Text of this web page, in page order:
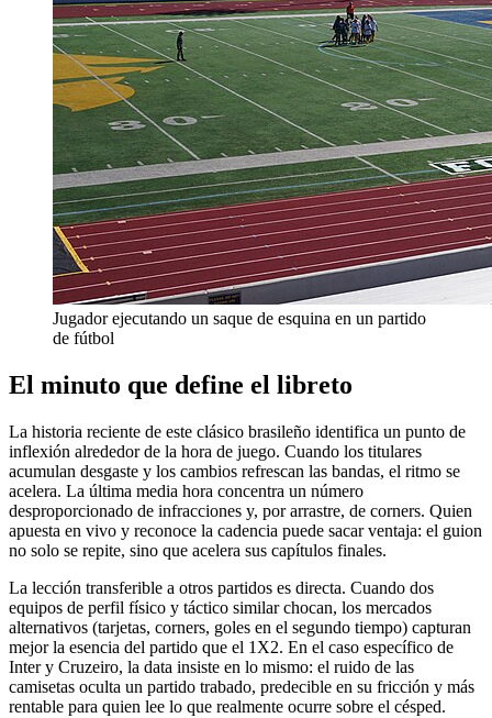
Jugador ejecutando un saque de esquina en un partido
de fútbol
El minuto que define el libreto
La historia reciente de este clásico brasileño identifica un punto de
inflexión alrededor de la hora de juego. Cuando los titulares
acumulan desgaste y los cambios refrescan las bandas, el ritmo se
acelera. La última media hora concentra un número
desproporcionado de infracciones y, por arrastre, de corners. Quien
apuesta en vivo y reconoce la cadencia puede sacar ventaja: el guion
no solo se repite, sino que acelera sus capítulos finales.
La lección transferible a otros partidos es directa. Cuando dos
equipos de perfil físico y táctico similar chocan, los mercados
alternativos (tarjetas, corners, goles en el segundo tiempo) capturan
mejor la esencia del partido que el 1X2. En el caso específico de
Inter y Cruzeiro, la data insiste en lo mismo: el ruido de las
camisetas oculta un partido trabado, predecible en su fricción y más
rentable para quien lee lo que realmente ocurre sobre el césped.